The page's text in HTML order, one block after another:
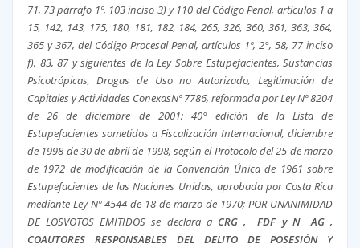
71, 73 párrafo 1º, 103 inciso 3) y 110 del Código Penal, artículos 1 a
15, 142, 143, 175, 180, 181, 182, 184, 265, 326, 360, 361, 363, 364,
365 y 367, del Código Procesal Penal, artículos 1º, 2°, 58, 77 inciso
f), 83, 87 y siguientes de la Ley Sobre Estupefacientes, Sustancias
Psicotrópicas, Drogas de Uso no Autorizado, Legitimación de
Capitales y Actividades ConexasNº 7786, reformada por Ley Nº 8204
de 26 de diciembre de 2001; 40° edición de la Lista de
Estupefacientes sometidos a Fiscalización Internacional, diciembre
de 1998 de 30 de abril de 1998, según el Protocolo del 25 de marzo
de 1972 de modificación de la Convención Única de 1961 sobre
Estupefacientes de las Naciones Unidas, aprobada por Costa Rica
mediante Ley Nº 4544 de 18 de marzo de 1970; POR UNANIMIDAD
DE LOSVOTOS EMITIDOS se declara a CRG , FDF y N AG ,
COAUTORES RESPONSABLES DEL DELITO DE POSESIÓN Y